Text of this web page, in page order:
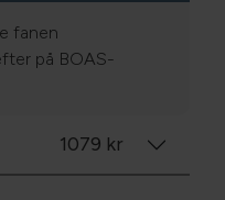
fanen
på BOAS-
1079 kr